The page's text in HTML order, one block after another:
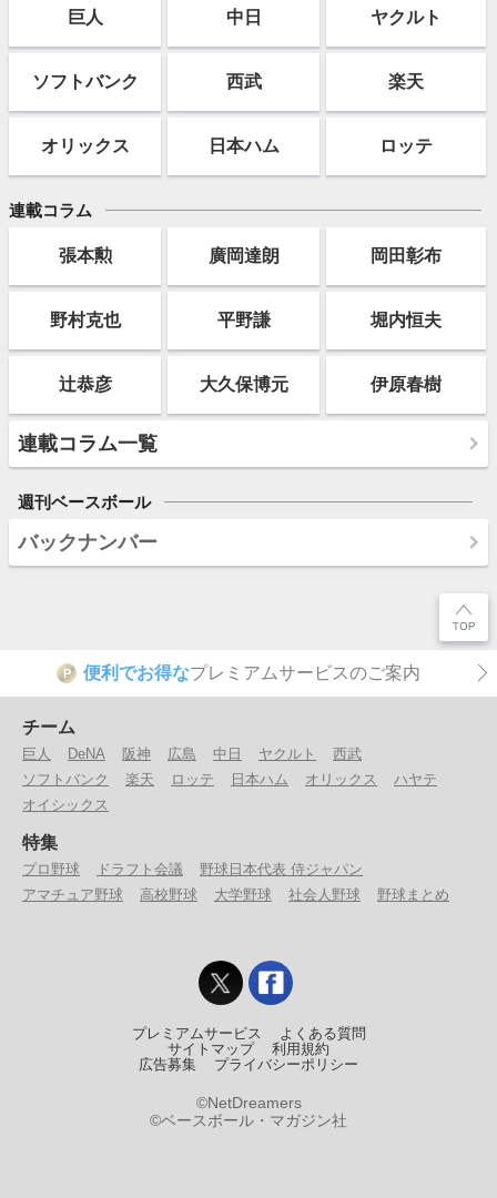
巨人 中日 ヤクルト
ソフトバンク 西武 楽天
オリックス 日本ハム ロッテ
連載コラム
張本勲 廣岡達朗 岡田彰布
野村克也 平野謙 堀内恒夫
辻恭彦 大久保博元 伊原春樹
連載コラム一覧
週刊ベースボール
バックナンバー
P 便利でお得なプレミアムサービスのご案内
チーム
巨人 DeNA 阪神 広島 中日 ヤクルト
西武
ソフトバンク
楽天 ロッテ 日本ハム オリックス
ハヤテ
オイシックス
特集
プロ野球 ドラフト会議
野球日本代表 侍ジャパン
アマチュア野球
高校野球 大学野球 社会人野球 野球まとめ
プレミアムサービス
よくある質問
サイトマップ
利用規約
広告募集
プライバシーポリシー
©NetDreamers
©ベースボール・マガジン社